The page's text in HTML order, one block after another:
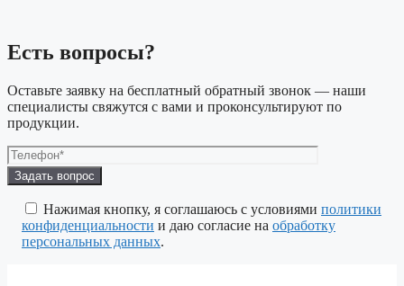
Есть вопросы?
Оставьте заявку на бесплатный обратный звонок — наши
специалисты свяжутся с вами и проконсультируют по
продукции.
Оставьте
это
поле
пустым.
Нажимая кнопку, я соглашаюсь с условиями политики
конфиденциальности и даю согласие на обработку
персональных данных.